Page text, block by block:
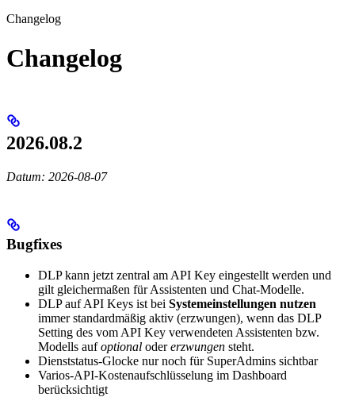
Changelog
Changelog
2026.08.2
Datum: 2026-08-07
Bugfixes
DLP kann jetzt zentral am API Key eingestellt werden und
gilt gleichermaßen für Assistenten und Chat-Modelle.
DLP auf API Keys ist bei Systemeinstellungen nutzen
immer standardmäßig aktiv (erzwungen), wenn das DLP
Setting des vom API Key verwendeten Assistenten bzw.
Modells aufoptional odererzwungen steht.
Dienststatus-Glocke nur noch für SuperAdmins sichtbar
Varios-API-Kostenaufschlüsselung im Dashboard
berücksichtigt